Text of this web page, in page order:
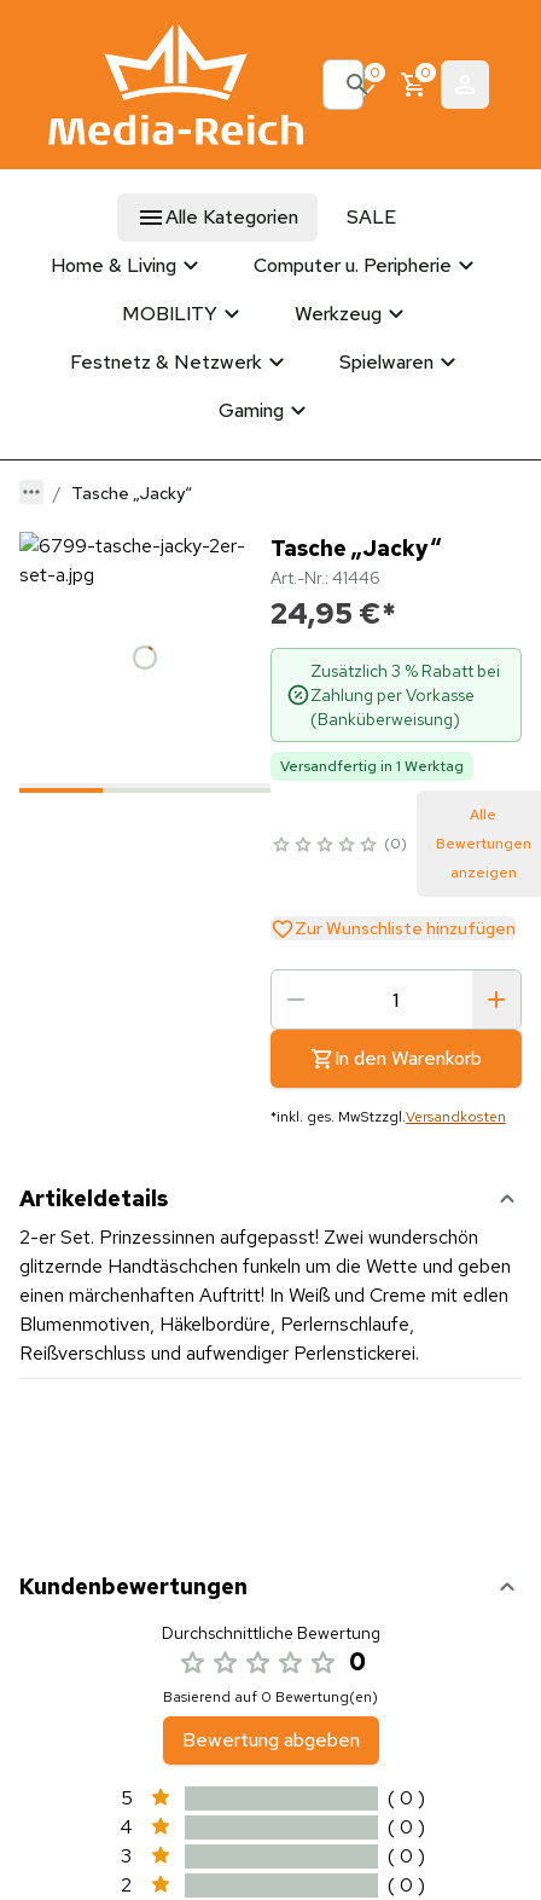
0 0
Alle Kategorien
SALE
Home & Living
Computer u. Peripherie
MOBILITY
Werkzeug
Festnetz & Netzwerk
Spielwaren
Gaming
Tasche „Jacky“
Tasche „Jacky“
Art.-Nr.: 41446
24,95 €*
Zusätzlich 3 % Rabatt bei
Zahlung per Vorkasse
(Banküberweisung)
Versandfertig in 1 Werktag
0
Alle
Bewertungen
anzeigen
Zur Wunschliste hinzufügen
In den Warenkorb
*inkl. ges. MwStzzgl.Versandkosten
Artikeldetails
2-er Set. Prinzessinnen aufgepasst! Zwei wunderschön
glitzernde Handtäschchen funkeln um die Wette und geben
einen märchenhaften Auftritt! In Weiß und Creme mit edlen
Blumenmotiven, Häkelbordüre, Perlernschlaufe,
Reißverschluss und aufwendiger Perlenstickerei.
Kundenbewertungen
Durchschnittliche Bewertung
0
Basierend auf 0 Bewertung(en)
Bewertung abgeben
5
( 0 )
4
( 0 )
3
( 0 )
2
( 0 )